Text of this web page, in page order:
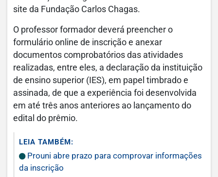
site da Fundação Carlos Chagas.
O professor formador deverá preencher o
formulário online de inscrição e anexar
documentos comprobatórios das atividades
realizadas, entre eles, a declaração da instituição
de ensino superior (IES), em papel timbrado e
assinada, de que a experiência foi desenvolvida
em até três anos anteriores ao lançamento do
edital do prêmio.
LEIA TAMBÉM:
Prouni abre prazo para comprovar informações
da inscrição